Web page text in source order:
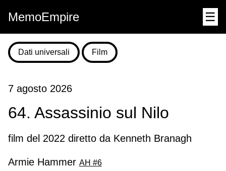
MemoEmpire ☰
Dati universali Film
7 agosto 2026
64. Assassinio sul Nilo
film del 2022 diretto da Kenneth Branagh
Armie Hammer AH #6